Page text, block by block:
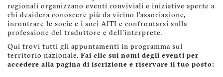
regionali organizzano eventi conviviali e iniziative aperte a
chi desidera conoscere più da vicino l’associazione,
incontrare le socie e i soci AITI e confrontarsi sulla
professione del traduttore e dell’interprete.
Qui trovi tutti gli appuntamenti in programma sul
territorio nazionale. Fai clic sui nomi degli eventi per
accedere alla pagina di iscrizione e riservare il tuo posto: